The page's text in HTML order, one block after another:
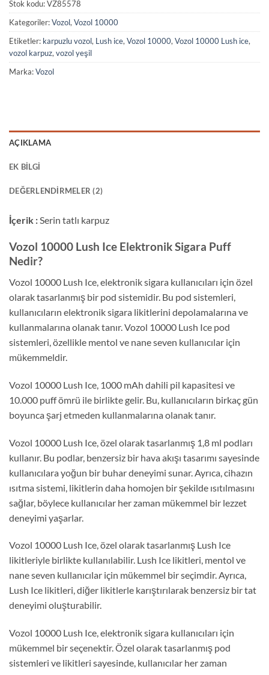
Stok kodu:VZ85578
Kategoriler:Vozol, Vozol 10000
Etiketler: karpuzlu vozol, Lush ice, Vozol 10000, Vozol 10000 Lush ice,
vozol karpuz, vozol yeşil
Marka:Vozol
AÇIKLAMA
EK BILGI
DEĞERLENDIRMELER (2)
İçerik : Serin tatlı karpuz
Vozol 10000 Lush Ice Elektronik Sigara Puff
Nedir?
Vozol 10000 Lush Ice, elektronik sigara kullanıcıları için özel
olarak tasarlanmış bir pod sistemidir. Bu pod sistemleri,
kullanıcıların elektronik sigara likitlerini depolamalarına ve
kullanmalarına olanak tanır. Vozol 10000 Lush Ice pod
sistemleri, özellikle mentol ve nane seven kullanıcılar için
mükemmeldir.
Vozol 10000 Lush Ice, 1000 mAh dahili pil kapasitesi ve
10.000 puff ömrü ile birlikte gelir. Bu, kullanıcıların birkaç gün
boyunca şarj etmeden kullanmalarına olanak tanır.
Vozol 10000 Lush Ice, özel olarak tasarlanmış 1,8 ml podları
kullanır. Bu podlar, benzersiz bir hava akışı tasarımı sayesinde
kullanıcılara yoğun bir buhar deneyimi sunar. Ayrıca, cihazın
ısıtma sistemi, likitlerin daha homojen bir şekilde ısıtılmasını
sağlar, böylece kullanıcılar her zaman mükemmel bir lezzet
deneyimi yaşarlar.
Vozol 10000 Lush Ice, özel olarak tasarlanmış Lush Ice
likitleriyle birlikte kullanılabilir. Lush Ice likitleri, mentol ve
nane seven kullanıcılar için mükemmel bir seçimdir. Ayrıca,
Lush Ice likitleri, diğer likitlerle karıştırılarak benzersiz bir tat
deneyimi oluşturabilir.
Vozol 10000 Lush Ice, elektronik sigara kullanıcıları için
mükemmel bir seçenektir. Özel olarak tasarlanmış pod
sistemleri ve likitleri sayesinde, kullanıcılar her zaman